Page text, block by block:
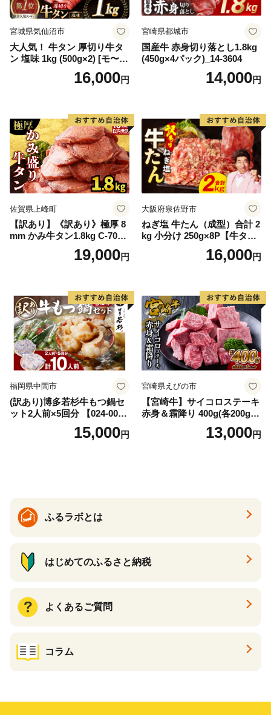
宮城県気仙沼市
大人気！ 牛タン 厚切り牛タ
ン 塩味 1kg (500g×2) [モ〜ラ
ンド 宮城県 気仙沼市 205646
60] 肉 牛肉 精肉 牛たん 牛タ
厚切り タン
16,000円
宮崎県都城市
国産牛 赤身切り落とし1.8kg
(450g×4パック)_14-3604
14,000円
佐賀県上峰町
【訳あり】《訳あり》極厚 8
mm かみ牛タン1.8kg C-709-
19,000円
大阪府泉佐野市
ねぎ塩 牛たん（成型）合計 2
kg 小分け 250g×8P【牛タン
牛肉 焼肉用 薄切り 訳あり サ
16,000円
福岡県中間市
(訳あり)博多若杉牛もつ鍋セ
ット2人前×5回分 【024-002
15,000円
宮崎県えびの市
【宮崎牛】サイコロステーキ
赤身＆霜降り 400g(各200g×
１P 計2P) 真空パック 冷凍
13,000円
ふるラボとは
はじめてのふるさと納税
よくあるご質問
コラム